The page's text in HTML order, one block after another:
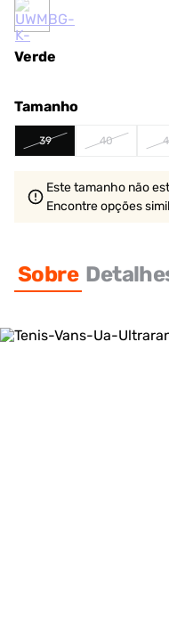
Verde
Tamanho
39 40
Este tamanho não
Encontre opções
Sobre